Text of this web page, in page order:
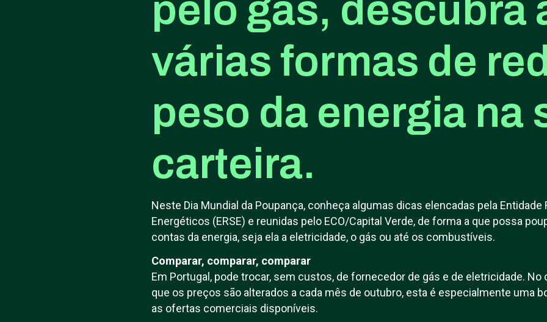
pelo gás, descubra
várias formas de
peso da energia na
carteira.
Neste Dia Mundial da Poupança, conheça algumas dicas elencadas pela
Energéticos (ERSE) e reunidas pelo ECO/Capital Verde, de forma a que possa
contas da energia, seja ela a eletricidade, o gás ou até os combustíveis.
Comparar, comparar, comparar
Em Portugal, pode trocar, sem custos, de fornecedor de gás e de eletricidade. No
que os preços são alterados a cada mês de outubro, esta é especialmente uma
as ofertas comerciais disponíveis.